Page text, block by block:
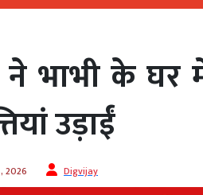
भाभी के घर
उड़ाईं
2026 Digvijay